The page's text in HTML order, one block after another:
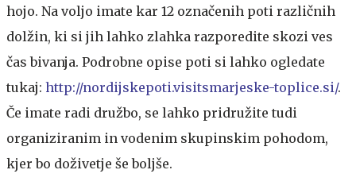
hojo. Na voljo imate kar 12 označenih poti različnih
dolžin, ki si jih lahko zlahka razporedite skozi ves
čas bivanja. Podrobne opise poti si lahko ogledate
tukaj: http://nordijskepoti.visitsmarjeske-toplice.si/.
Če imate radi družbo, se lahko pridružite tudi
organiziranim in vodenim skupinskim pohodom,
kjer bo doživetje še boljše.